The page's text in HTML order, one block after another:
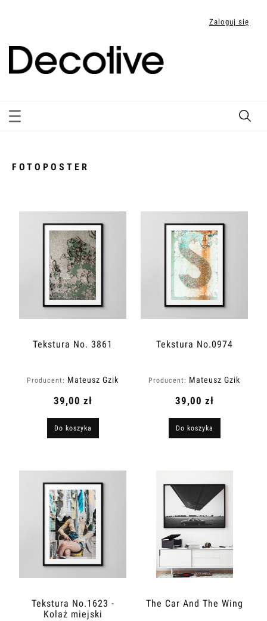
Zaloguj się
FOTOPOSTER
Tekstura No. 3861
Producent: Mateusz Gzik
39,00 zł
Do koszyka
Tekstura No.0974
Producent: Mateusz Gzik
39,00 zł
Do koszyka
Tekstura No.1623 -
Kolaż miejski
The Car And The Wing